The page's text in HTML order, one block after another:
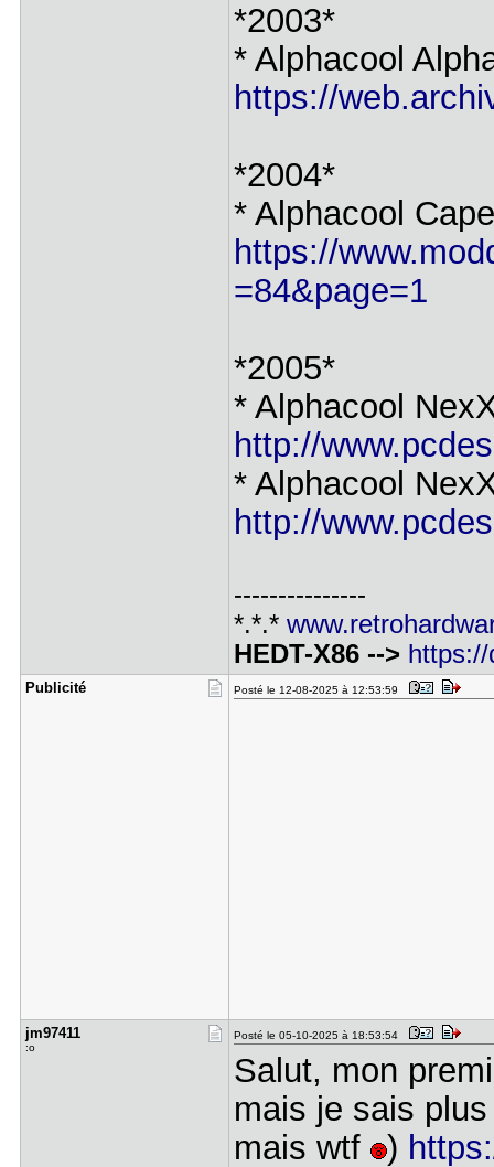
*2003*
* Alphacool
https://
*2004*
* Alphacool
https://
=84&page=1
*2005*
* Alphacool
http://
* Alphacool
http://
---------------
*.*.*
HEDT-X86 -->
Publicité Posté le 12-08-2025 à 12:53:59
jm97411
:o
Posté le 05-10-2025 à 18:53:54
Salut, mon
mais je sais
mais wtf
)